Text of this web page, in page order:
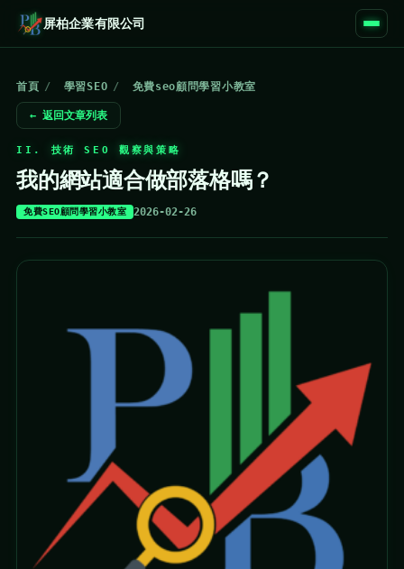
屏柏企業有限公司
首頁 / 學習SEO / 免費seo顧問學習小教室
← 返回文章列表
II. 技術 SEO 觀察與策略
我的網站適合做部落格嗎？
免費SEO顧問學習小教室 2026-02-26